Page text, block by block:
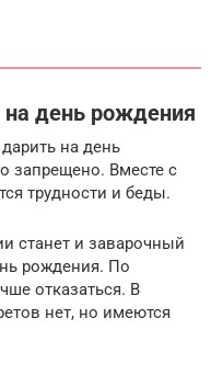
на день рождения
на день
запрещено. Вместе с
трудности и беды.
станет и заварочный
рождения. По
отказаться. В
нет, но имеются